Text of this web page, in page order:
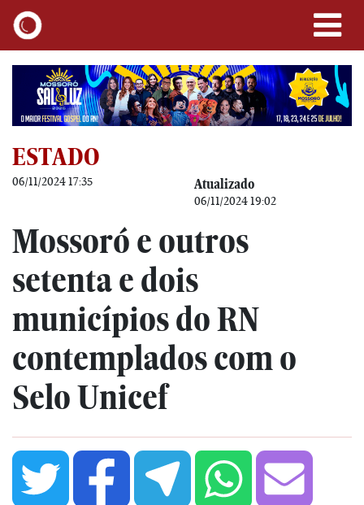
ESTADO
06/11/2024 17:35 Atualizado
06/11/2024 19:02
Mossoró e outros
setenta e dois
municípios do RN
contemplados com o
Selo Unicef